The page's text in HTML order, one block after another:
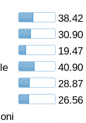
38.42
30.90
19.47
40.90
28.87
26.56